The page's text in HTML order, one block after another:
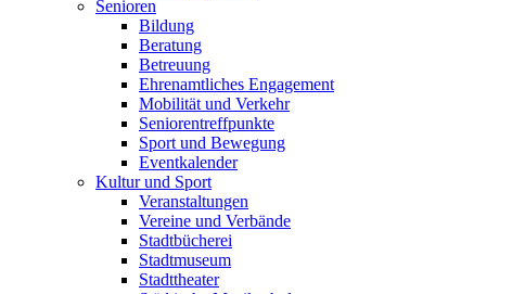
Senioren
Bildung
Beratung
Betreuung
Ehrenamtliches Engagement
Mobilität und Verkehr
Seniorentreffpunkte
Sport und Bewegung
Eventkalender
Kultur und Sport
Veranstaltungen
Vereine und Verbände
Stadtbücherei
Stadtmuseum
Stadttheater